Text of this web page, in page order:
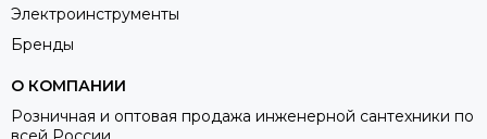
Электроинструменты
Бренды
О КОМПАНИИ
Розничная и оптовая продажа инженерной сантехники по